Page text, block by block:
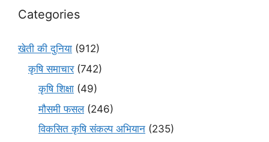
Categories
खेती की दुनिया (912)
कृषि समाचार(742)
कृषि शिक्षा (49)
मौसमी फसल(246)
विकसित कृषि संकल्प अभियान (235)